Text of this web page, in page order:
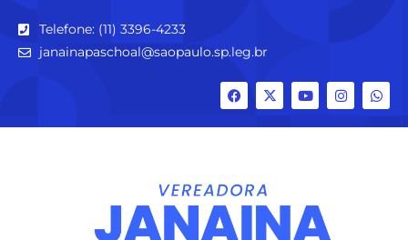
Telefone: (11) 3396-4233
janainapaschoal@saopaulo.sp.leg.br